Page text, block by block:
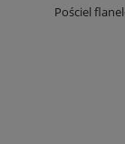
Pościel